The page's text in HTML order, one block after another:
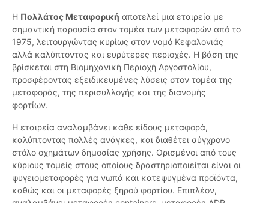
Η Πολλάτος Μεταφορική αποτελεί μια εταιρεία με
σημαντική παρουσία στον τομέα των μεταφορών από το
1975, λειτουργώντας κυρίως στον νομό Κεφαλονιάς
αλλά καλύπτοντας και ευρύτερες περιοχές. Η βάση της
βρίσκεται στη Βιομηχανική Περιοχή Αργοστολίου,
προσφέροντας εξειδικευμένες λύσεις στον τομέα της
μεταφοράς, της περισυλλογής και της διανομής
φορτίων.
Η εταιρεία αναλαμβάνει κάθε είδους μεταφορά,
καλύπτοντας πολλές ανάγκες, και διαθέτει σύγχρονο
στόλο οχημάτων δημοσίας χρήσης. Ορισμένοι από τους
κύριους τομείς στους οποίους δραστηριοποιείται είναι οι
ψυγειομεταφορές για νωπά και κατεψυγμένα προϊόντα,
καθώς και οι μεταφορές ξηρού φορτίου. Επιπλέον,